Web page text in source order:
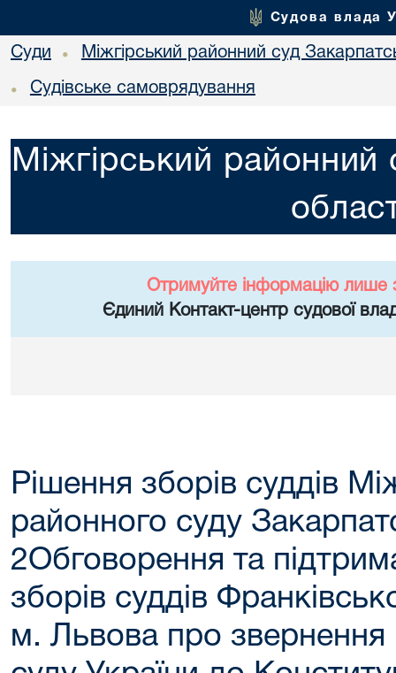
Судова влада
Суди • Міжгірський районний суд
• Судівське самоврядування
Міжгірський районний
Отримуйте інформацію лише
Єдиний Контакт-центр судової
Рішення зборів суддів
районного суду
2Обговорення та
зборів суддів
м. Львова про звернення